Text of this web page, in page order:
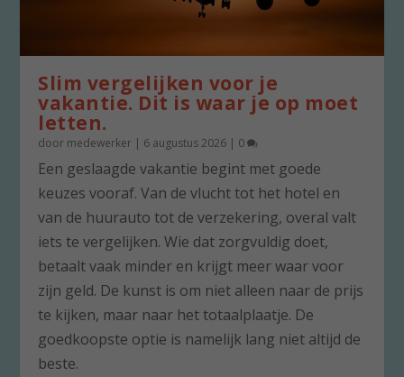
Slim vergelijken voor je
vakantie. Dit is waar je op moet
letten.
door medewerker | 6 augustus 2026 | 0
Een geslaagde vakantie begint met goede
keuzes vooraf. Van de vlucht tot het hotel en
van de huurauto tot de verzekering, overal valt
iets te vergelijken. Wie dat zorgvuldig doet,
betaalt vaak minder en krijgt meer waar voor
zijn geld. De kunst is om niet alleen naar de prijs
te kijken, maar naar het totaalplaatje. De
goedkoopste optie is namelijk lang niet altijd de
beste.